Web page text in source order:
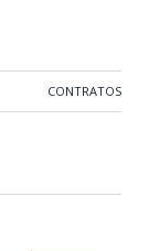
CONTRATOS